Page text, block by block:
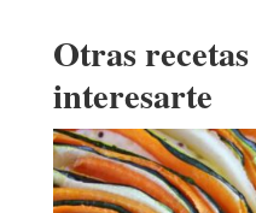
Otras
interesarte